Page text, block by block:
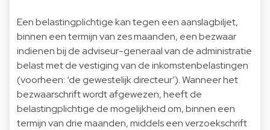
Een belastingplichtige kan tegen een aanslagbiljet,
binnen een termijn van zes maanden, een bezwaar
indienen bij de adviseur-generaal van de administratie
belast met de vestiging van de inkomstenbelastingen
(voorheen: ‘de gewestelijk directeur’). Wanneer het
bezwaarschrift wordt afgewezen, heeft de
belastingplichtige de mogelijkheid om, binnen een
termijn van drie maanden, middels een verzoekschrift